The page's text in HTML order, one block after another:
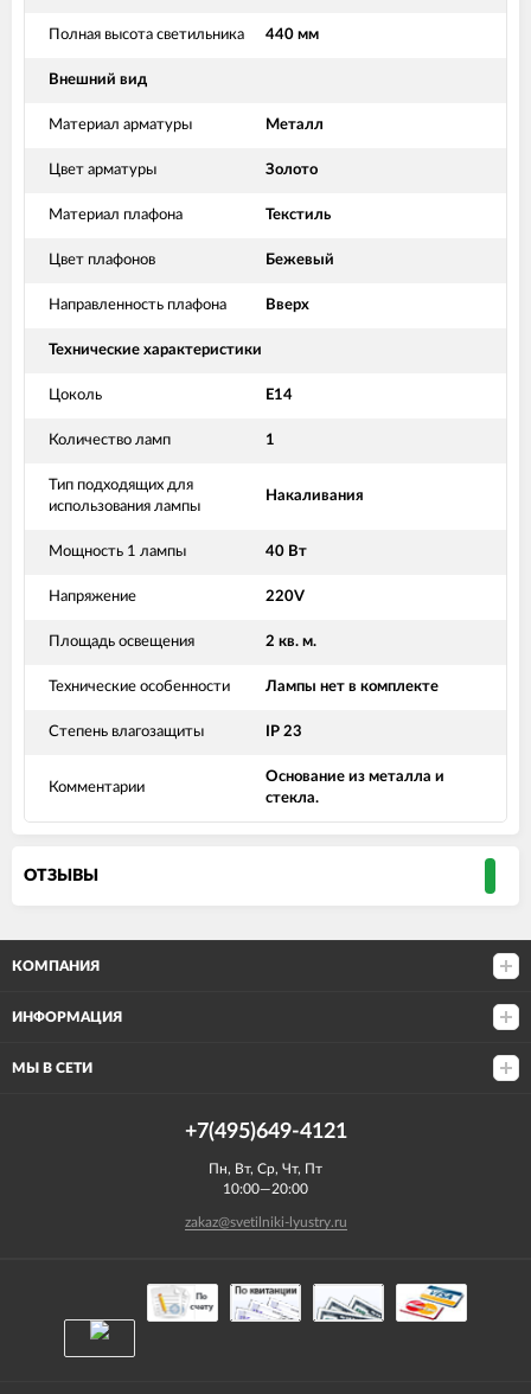
Полная высота светильника 440 мм
Внешний вид
Материал арматуры Металл
Цвет арматуры Золото
Материал плафона Текстиль
Цвет плафонов Бежевый
Направленность плафона Вверх
Технические характеристики
Цоколь Е14
Количество ламп 1
Тип подходящих для
использования лампы
Накаливания
Мощность 1 лампы 40 Вт
Напряжение 220V
Площадь освещения 2 кв. м.
Технические особенности Лампы нет в комплекте
Степень влагозащиты IP 23
Комментарии
Основание из металла и
стекла.
ОТЗЫВЫ
КОМПАНИЯ
ИНФОРМАЦИЯ
МЫ В СЕТИ
+7(495)649-4121
Пн, Вт, Ср, Чт, Пт
10:00—20:00
zakaz@svetilniki-lyustry.ru